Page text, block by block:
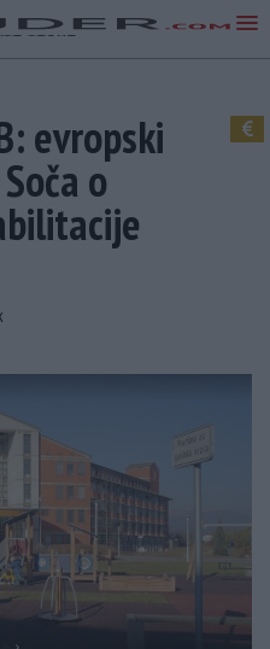
evropski
o